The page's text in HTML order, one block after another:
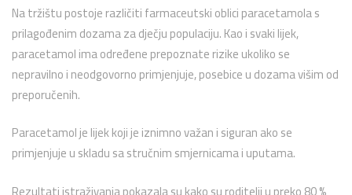
Na tržištu postoje različiti farmaceutski oblici paracetamola s
prilagođenim dozama za dječju populaciju. Kao i svaki lijek,
paracetamol ima određene prepoznate rizike ukoliko se
nepravilno i neodgovorno primjenjuje, posebice u dozama višim od
preporučenih.
Paracetamol je lijek koji je iznimno važan i siguran ako se
primjenjuje u skladu sa stručnim smjernicama i uputama.